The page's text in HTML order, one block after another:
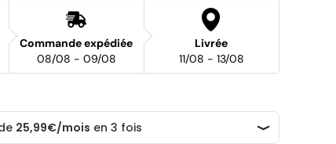
Commande expédiée
08/08 - 09/08
Livrée
11/08 - 13/08